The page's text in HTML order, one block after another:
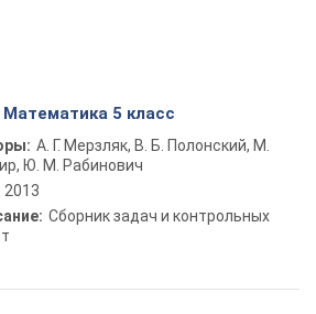
5 класс
А. Г. Мерзляк, В. Б. Полонский, М.
Ю. М. Рабинович
2013
Сборник задач и контрольных